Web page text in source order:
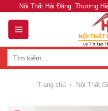
content
Nội Thất Hải Đăng: Thương
Trang chủ / Nội Thất